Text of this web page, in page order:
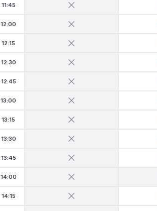
11:45
12:00
12:15
12:30
12:45
13:00
13:15
13:30
13:45
14:00
14:15